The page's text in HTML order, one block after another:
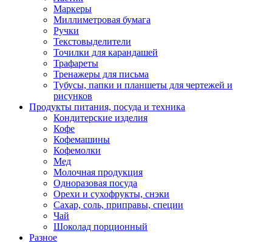
Маркеры
Миллиметровая бумага
Ручки
Текстовыделители
Точилки для карандашей
Трафареты
Тренажеры для письма
Тубусы, папки и планшеты для чертежей и
рисунков
Продукты питания, посуда и техника
Кондитерские изделия
Кофе
Кофемашины
Кофемолки
Мед
Молочная продукция
Одноразовая посуда
Орехи и сухофрукты, снэки
Сахар, соль, приправы, специи
Чай
Шоколад порционный
Разное